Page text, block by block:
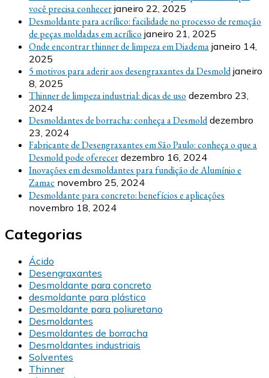
você precisa conhecer janeiro 22, 2025
Desmoldante para acrílico: facilidade no processo de remoção
de peças moldadas em acrílico janeiro 21, 2025
Onde encontrar thinner de limpeza em Diadema janeiro 14,
2025
5 motivos para aderir aos desengraxantes da Desmold janeiro
8, 2025
Thinner de limpeza industrial: dicas de uso dezembro 23,
2024
Desmoldantes de borracha: conheça a Desmold dezembro
23, 2024
Fabricante de Desengraxantes em São Paulo: conheça o que a
Desmold pode oferecer dezembro 16, 2024
Inovações em desmoldantes para fundição de Alumínio e
Zamac novembro 25, 2024
Desmoldante para concreto: benefícios e aplicações
novembro 18, 2024
Categorias
Ácido
Desengraxantes
Desmoldante para concreto
desmoldante para plástico
Desmoldante para poliuretano
Desmoldantes
Desmoldantes de borracha
Desmoldantes industriais
Solventes
Thinner